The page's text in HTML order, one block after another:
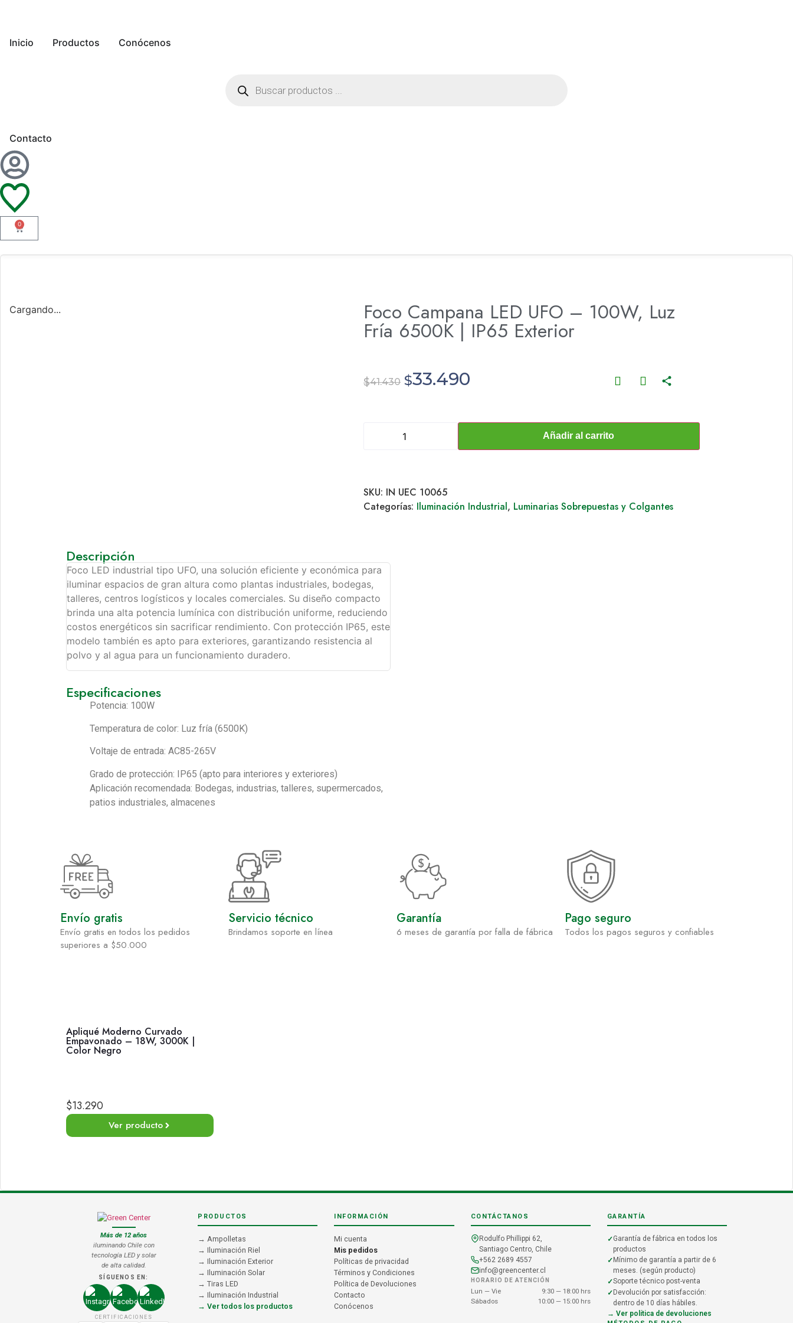
Inicio Productos Conócenos
Contacto
0
Cargando... Foco Campana LED UFO – 100W, Luz
Fría 6500K | IP65 Exterior
$41.430 $33.490
Añadir al carrito
SKU: IN UEC 10065
Categorías: Iluminación Industrial, Luminarias Sobrepuestas y Colgantes
Descripción
Foco LED industrial tipo UFO, una solución eficiente y económica para
iluminar espacios de gran altura como plantas industriales, bodegas,
talleres, centros logísticos y locales comerciales. Su diseño compacto
brinda una alta potencia lumínica con distribución uniforme, reduciendo
costos energéticos sin sacrificar rendimiento. Con protección IP65, este
modelo también es apto para exteriores, garantizando resistencia al
polvo y al agua para un funcionamiento duradero.
Especificaciones
Potencia: 100W
Temperatura de color: Luz fría (6500K)
Voltaje de entrada: AC85-265V
Grado de protección: IP65 (apto para interiores y exteriores)
Aplicación recomendada: Bodegas, industrias, talleres, supermercados,
patios industriales, almacenes
Envío gratis
Envío gratis en todos los pedidos
superiores a $50.000
Servicio técnico
Brindamos soporte en línea
Garantía
6 meses de garantía por falla de fábrica
Pago seguro
Todos los pagos seguros y confiables
Apliqué Moderno Curvado
Empavonado – 18W, 3000K |
Color Negro
$13.290
Ver producto
Más de 12 años
iluminando Chile con
tecnología LED y solar
de alta calidad.
SÍGUENOS EN:
CERTIFICACIONES
PRODUCTOS
→ Ampolletas
→ Iluminación Riel
→ Iluminación Exterior
→ Iluminación Solar
→ Tiras LED
→ Iluminación Industrial
→ Ver todos los productos
INFORMACIÓN
Mi cuenta
Mis pedidos
Políticas de privacidad
Términos y Condiciones
Política de Devoluciones
Contacto
Conócenos
CONTÁCTANOS
Rodulfo Phillippi 62,
Santiago Centro, Chile
+562 2689 4557
info@greencenter.cl
HORARIO DE ATENCIÓN
Lun — Vie
9:30 — 18:00 hrs
Sábados
10:00 — 15:00 hrs
GARANTÍA
Garantía de fábrica en todos los
productos
Mínimo de garantía a partir de 6
meses. (según producto)
Soporte técnico post-venta
Devolución por satisfacción:
dentro de 10 días hábiles.
→ Ver política de devoluciones